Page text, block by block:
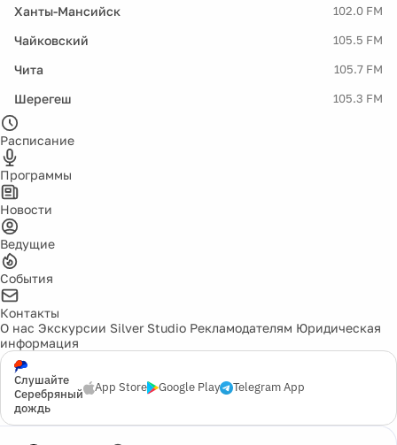
Ханты-Мансийск 102.0 FM
Чайковский 105.5 FM
Чита 105.7 FM
Шерегеш 105.3 FM
Расписание
Программы
Новости
Ведущие
События
Контакты
О нас Экскурсии Silver Studio Рекламодателям Юридическая
информация
Слушайте
Серебряный
дождь
App Store Google Play Telegram App